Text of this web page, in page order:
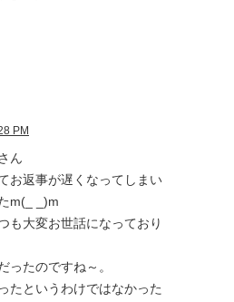
PM
ん
お返事が遅くなってしまい
m(_ _)m
も大変お世話になっており
ったのですね～。
たというわけではなかった